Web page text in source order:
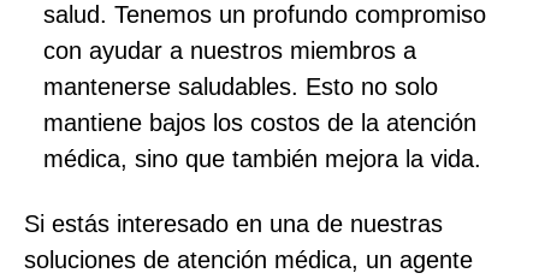
salud. Tenemos un profundo compromiso
con ayudar a nuestros miembros a
mantenerse saludables. Esto no solo
mantiene bajos los costos de la atención
médica, sino que también mejora la vida.
Si estás interesado en una de nuestras
soluciones de atención médica, un agente